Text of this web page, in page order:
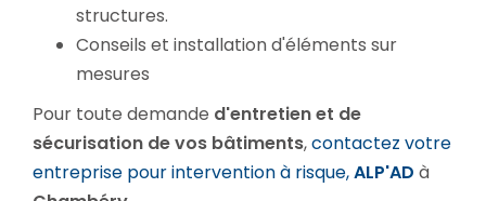
structures.
Conseils et installation d'éléments sur
mesures
Pour toute demande d'entretien et de
sécurisation de vos bâtiments,contactez votre
entreprise pour intervention à risque,ALP'AD à